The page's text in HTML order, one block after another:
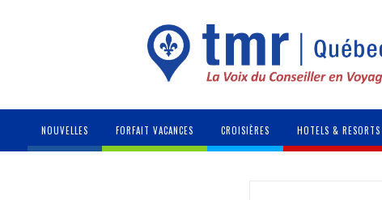
NOUVELLES FORFAIT VACANCES CROISIÈRES HOTELS & RESORTS